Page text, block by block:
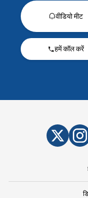
वीडियो मीट
हमें कॉल करें